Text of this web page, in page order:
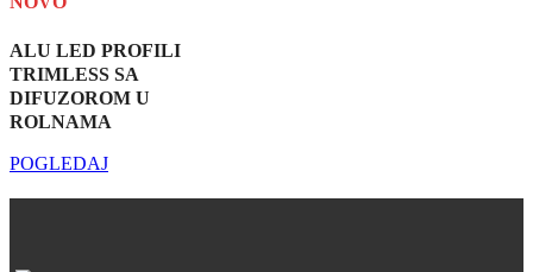
ALU LED PROFILI
TRIMLESS SA
DIFUZOROM U
ROLNAMA
POGLEDAJ